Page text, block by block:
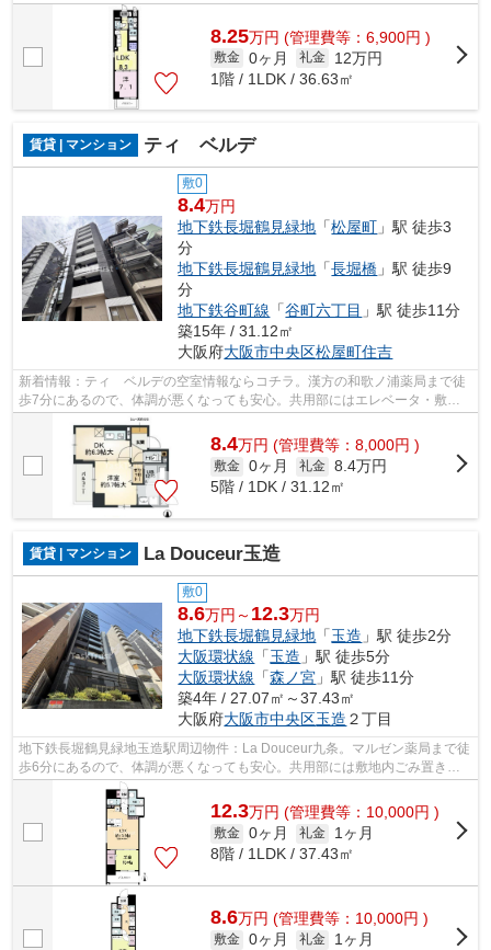
まで400mのマンションです。大阪市中...
8.25万円 (管理費等：6,900円 )
敷金 0ヶ月 礼金
12万円
1階 / 1LDK / 36.63㎡
賃貸 | マンション ティ ベルデ
敷0
8.4万円
地下鉄長堀鶴見緑地 「松屋町 」駅 徒歩3
分
地下鉄長堀鶴見緑地 「長堀橋 」駅 徒歩9
分
地下鉄谷町線 「谷町六丁目 」駅 徒歩11分
築15年 / 31.12㎡
大阪府大阪市中央区松屋町住吉
新着情報：ティ ベルデの空室情報ならコチラ。漢方の和歌ノ浦薬局まで徒
歩7分にあるので、体調が悪くなっても安心。共用部にはエレベータ・敷地
内ごみ置き場など様々な設備やサービス...
8.4万円 (管理費等：8,000円 )
敷金 0ヶ月 礼金 8.4万円
5階 / 1DK / 31.12㎡
賃貸 | マンション La Douceur玉造
敷0
8.6万円～ 12.3万円
地下鉄長堀鶴見緑地 「玉造 」駅 徒歩2分
大阪環状線 「玉造 」駅 徒歩5分
大阪環状線 「森ノ宮 」駅 徒歩11分
築4年 / 27.07㎡～37.43㎡
大阪府大阪市中央区玉造 ２丁目
地下鉄長堀鶴見緑地玉造駅周辺物件：La Douceur九条。マルゼン薬局まで徒
歩6分にあるので、体調が悪くなっても安心。共用部には敷地内ごみ置き
場・エレベータなどが揃っております。こ...
12.3万円 (管理費等：10,000円 )
敷金 0ヶ月 礼金
1ヶ月
8階 / 1LDK / 37.43㎡
8.6万円 (管理費等：10,000円 )
敷金 0ヶ月 礼金
1ヶ月